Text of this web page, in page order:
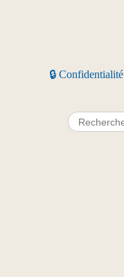
🔒 Confidentialité